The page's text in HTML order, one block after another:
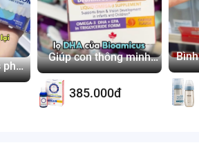
pha
Giúp con thông minh,
phát triển thị giác
385.000đ
Bình